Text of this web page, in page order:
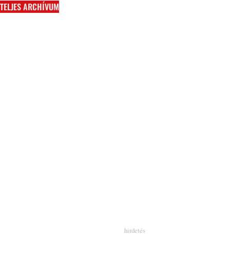
TELJES ARCHÍVUM